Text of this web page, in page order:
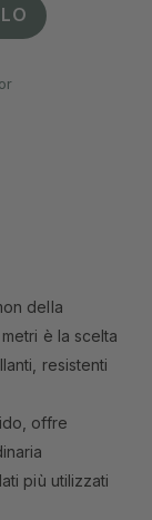
della
è la scelta
resistenti
offre
più utilizzati